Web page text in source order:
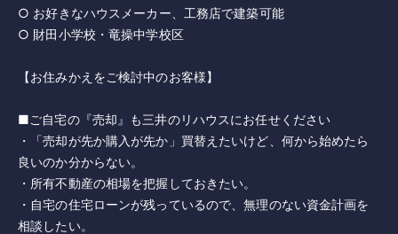
○ お好きなハウスメーカー、工務店で建築可能
○ 財田小学校・竜操中学校区
【お住みかえをご検討中のお客様】
■ご自宅の『売却』も三井のリハウスにお任せください
・「売却が先か購入が先か」買替えたいけど、何から始めたら
良いのか分からない。
・所有不動産の相場を把握しておきたい。
・自宅の住宅ローンが残っているので、無理のない資金計画を
相談したい。